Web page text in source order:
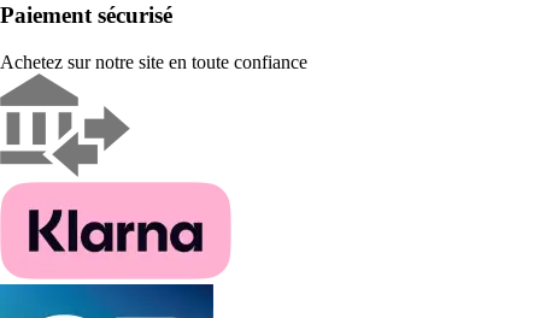
Paiement sécurisé
Achetez sur notre site en toute confiance